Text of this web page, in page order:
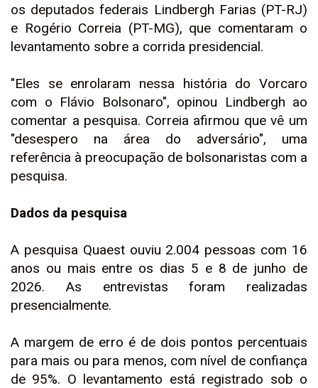
os deputados federais Lindbergh Farias (PT-RJ)
e Rogério Correia (PT-MG), que comentaram o
levantamento sobre a corrida presidencial.
"Eles se enrolaram nessa história do Vorcaro
com o Flávio Bolsonaro", opinou Lindbergh ao
comentar a pesquisa. Correia afirmou que vê um
"desespero na área do adversário", uma
referência à preocupação de bolsonaristas com a
pesquisa.
Dados da pesquisa
A pesquisa Quaest ouviu 2.004 pessoas com 16
anos ou mais entre os dias 5 e 8 de junho de
2026. As entrevistas foram realizadas
presencialmente.
A margem de erro é de dois pontos percentuais
para mais ou para menos, com nível de confiança
de 95%. O levantamento está registrado sob o